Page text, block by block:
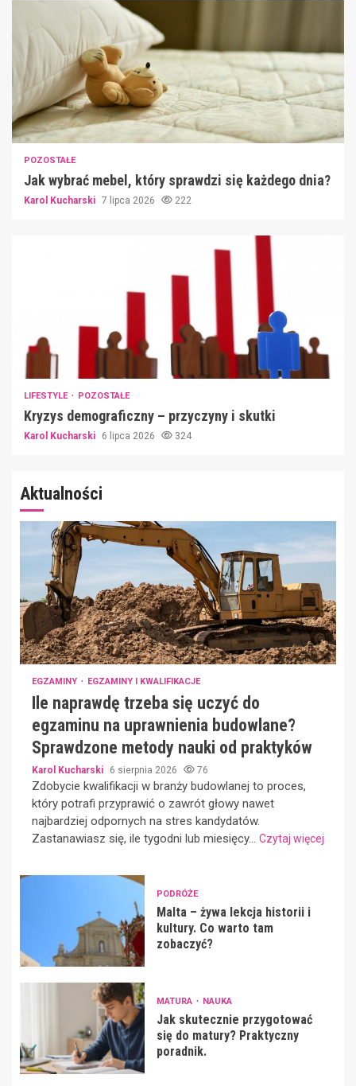
POZOSTAŁE
Jak wybrać mebel, który sprawdzi się każdego dnia?
Karol Kucharski 7 lipca 2026 222
LIFESTYLE POZOSTAŁE
Kryzys demograficzny – przyczyny i skutki
Karol Kucharski 6 lipca 2026 324
Aktualności
EGZAMINY EGZAMINY I KWALIFIKACJE
Ile naprawdę trzeba się uczyć do
egzaminu na uprawnienia budowlane?
Sprawdzone metody nauki od praktyków
Karol Kucharski 6 sierpnia 2026 76
Zdobycie kwalifikacji w branży budowlanej to proces,
który potrafi przyprawić o zawrót głowy nawet
najbardziej odpornych na stres kandydatów.
Zastanawiasz się, ile tygodni lub miesięcy... Czytaj więcej
PODRÓŻE
Malta – żywa lekcja historii i
kultury. Co warto tam
zobaczyć?
MATURA NAUKA
Jak skutecznie przygotować
się do matury? Praktyczny
poradnik.